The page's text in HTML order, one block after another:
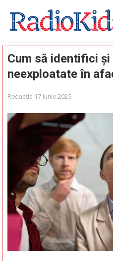
Cum să identifici
neexploatate în
Redacția 17 iunie 2025